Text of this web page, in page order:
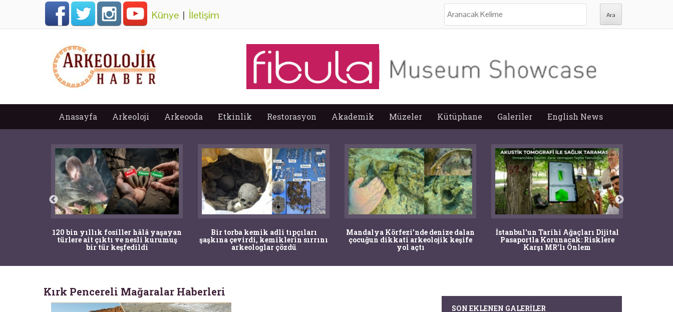
Künye | İletişim
Anasayfa Arkeoloji Arkeooda Etkinlik Restorasyon Akademik Müzeler Kütüphane Galeriler English News
120 bin yıllık fosiller hâlâ yaşayan
türlere ait çıktı ve nesli kurumuş
bir tür keşfedildi
Bir torba kemik adli tıpçıları
şaşkına çevirdi, kemiklerin sırrını
arkeologlar çözdü
Mandalya Körfezi’nde denize dalan
çocuğun dikkati arkeolojik keşife
yol açtı
İstanbul'un Tarihi Ağaçları Dijital
Pasaportla Korunacak: Risklere
Karşı MR'lı Önlem
Kırk Pencereli Mağaralar Haberleri
SON EKLENEN GALERILER